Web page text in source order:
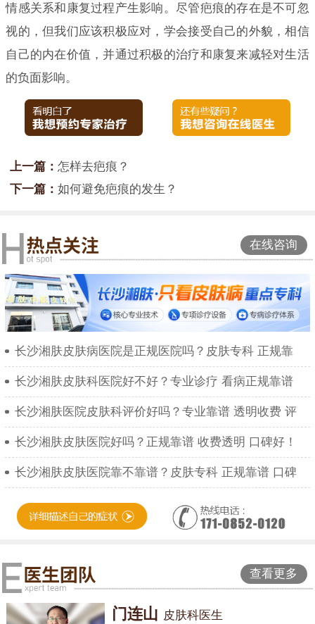
情感关系和康复过程产生影响。尽管疤痕的存在是不可忽
视的，但我们应该积极应对，学会接受自己的外貌，相信
自己的内在价值，并通过积极的治疗和康复来减轻对生活
的负面影响。
上一篇： 怎样去疤痕？
下一篇： 如何避免疤痕的发生？
在线咨询
长沙湘肤皮肤病医院是正规医院吗？皮肤专科 正规靠
长沙湘肤皮肤科医院好不好？专业诊疗 看病正规靠谱
长沙湘肤医院皮肤科评价好吗？专业靠谱 透明收费 评
长沙湘肤皮肤医院好吗？正规靠谱 收费透明 口碑好！
长沙湘肤皮肤医院靠不靠谱？皮肤专科 正规靠谱 口碑
查看更多
门连山 皮肤科医生